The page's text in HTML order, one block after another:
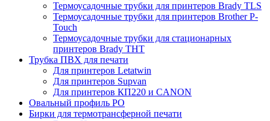
Термоусадочные трубки для принтеров Brady TLS
Термоусадочные трубки для принтеров Brother P-
Touch
Термоусадочные трубки для стационарных
принтеров Brady THT
Трубка ПВХ для печати
Для принтеров Letatwin
Для принтеров Supvan
Для принтеров КП220 и CANON
Овальный профиль PO
Бирки для термотрансферной печати